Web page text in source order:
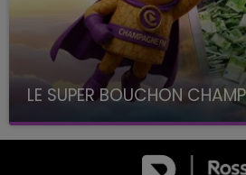
LE SUPER BOUCHON
avec La Famille Champagne